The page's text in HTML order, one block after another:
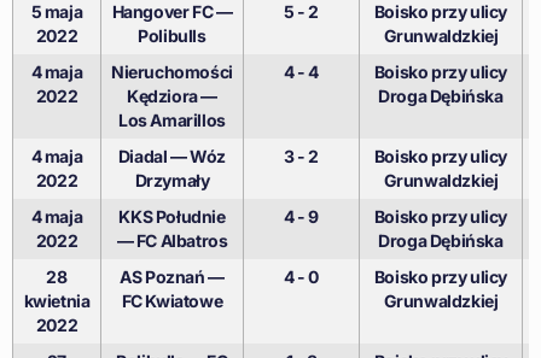
5 maja
2022
Hangover FC —
Polibulls
5 - 2
Boisko przy ulicy
Grunwaldzkiej
4 maja
2022
Nieruchomości
Kędziora —
Los Amarillos
4 - 4
Boisko przy ulicy
Droga Dębińska
4 maja
2022
Diadal — Wóz
Drzymały
3 - 2
Boisko przy ulicy
Grunwaldzkiej
4 maja
2022
KKS Południe
— FC Albatros
4 - 9
Boisko przy ulicy
Droga Dębińska
28
kwietnia
2022
AS Poznań —
FC Kwiatowe
4 - 0
Boisko przy ulicy
Grunwaldzkiej